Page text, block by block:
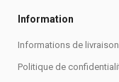
Information
Informations de livraison
Politique de